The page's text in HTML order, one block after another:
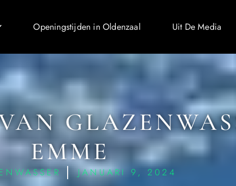
Openingstijden in Oldenzaal Uit De Media
EMME
JANUARI 9, 2024